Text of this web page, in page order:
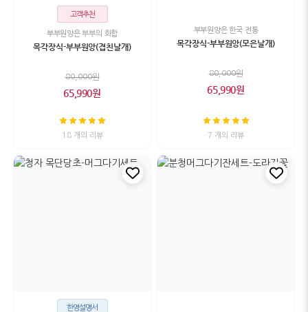
고객추천
부부원앙은 부부의 화합
목각장식-부부원앙(겹친날개)
80,000원
65,990원
18 개의 리뷰
부부원앙은 한국 전통
목각장식-부부원앙(모은날개)
80,000원
65,990원
7 개의 리뷰
한영설명서